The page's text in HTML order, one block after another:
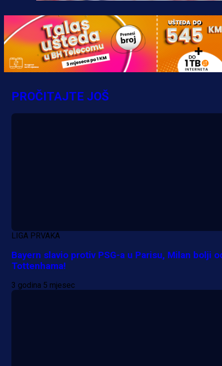
A Selekcija
Lukić seli u Bundesligu? Dva
PROČITAJTE JOŠ
LIGA PRVAKA
Bayern slavio protiv PSG-a u Parisu, Milan bolji
Tottenhama!
3 godina 5 mjesec